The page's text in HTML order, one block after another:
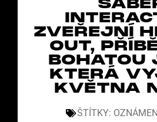
ZVEŘEJNÍ
OUT,
BOHATOU
KTERÁ
KVĚTNA
ŠTÍTKY: